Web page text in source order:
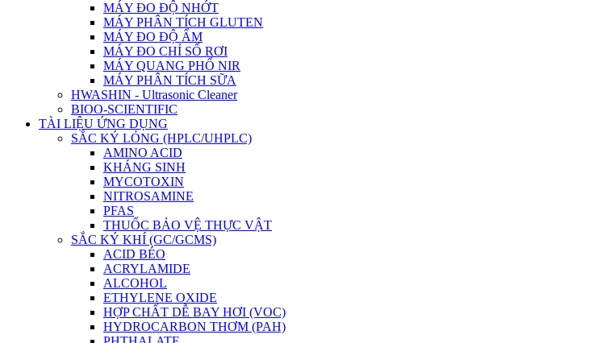
MÁY ĐO ĐỘ NHỚT
MÁY PHÂN TÍCH GLUTEN
MÁY ĐO ĐỘ ẨM
MÁY ĐO CHỈ SỐ RƠI
MÁY QUANG PHỔ NIR
MÁY PHÂN TÍCH SỮA
HWASHIN - Ultrasonic Cleaner
BIOO-SCIENTIFIC
TÀI LIỆU ỨNG DỤNG
SẮC KÝ LỎNG (HPLC/UHPLC)
AMINO ACID
KHÁNG SINH
MYCOTOXIN
NITROSAMINE
PFAS
THUỐC BẢO VỆ THỰC VẬT
SẮC KÝ KHÍ (GC/GCMS)
ACID BÉO
ACRYLAMIDE
ALCOHOL
ETHYLENE OXIDE
HỢP CHẤT DỄ BAY HƠI (VOC)
HYDROCARBON THƠM (PAH)